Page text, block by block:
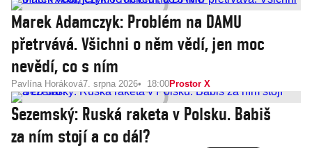
Marek Adamczyk: Problém na DAMU
přetrvává. Všichni o něm vědí, jen moc
nevědí, co s ním
Pavlína Horáková7. srpna 2026 18:00Prostor X
Sezemský: Ruská raketa v Polsku. Babiš
za ním stojí a co dál?